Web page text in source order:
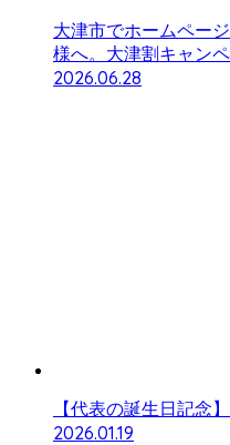
大津市でホームペー
様へ。大津割キャン
2026.06.28
【代表の誕生日記念
2026.01.19